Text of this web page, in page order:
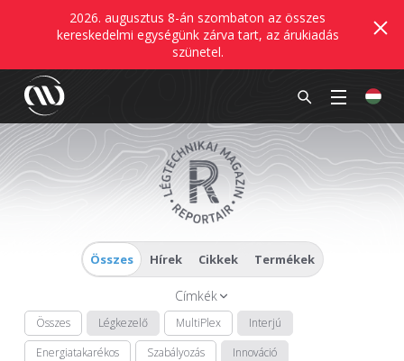
2026. augusztus 8-án szombaton az összes
kereskedelmi egységünk zárva tart, az árukiadás
szünetel.
Összes Hírek Cikkek Termékek
Címkék
Összes Légkezelő MultiPlex
Interjú
Energiatakarékos
Szabályozás
Innováció